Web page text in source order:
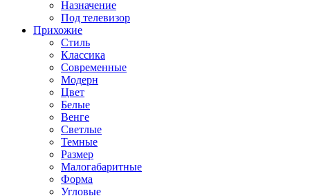
Назначение
Под телевизор
Прихожие
Стиль
Классика
Современные
Модерн
Цвет
Белые
Венге
Светлые
Темные
Размер
Малогабаритные
Форма
Угловые